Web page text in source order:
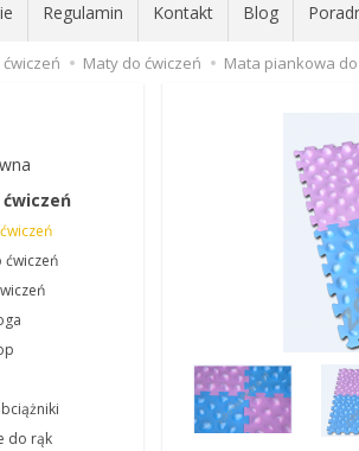
Regulamin Kontakt Blog
Maty do ćwiczeń Mata piankowa
ćwiczeń
do rąk